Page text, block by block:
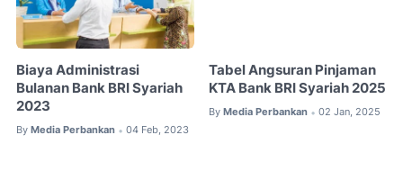
Biaya Administrasi
Bulanan Bank BRI Syariah
2023
By Media Perbankan • 04 Feb, 2023
Tabel Angsuran Pinjaman
KTA Bank BRI Syariah 2025
By Media Perbankan • 02 Jan, 2025